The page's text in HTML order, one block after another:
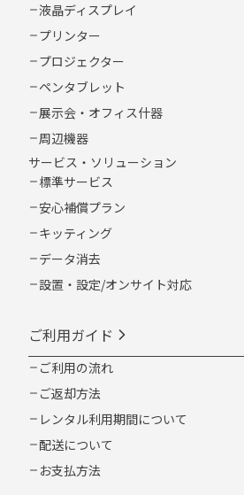
液晶ディスプレイ
プリンター
プロジェクター
ペンタブレット
展示会・オフィス什器
周辺機器
サービス・ソリューション
標準サービス
安心補償プラン
キッティング
データ消去
設置・設定/オンサイト対応
ご利用ガイド
ご利用の流れ
ご返却方法
レンタル利用期間について
配送について
お支払方法